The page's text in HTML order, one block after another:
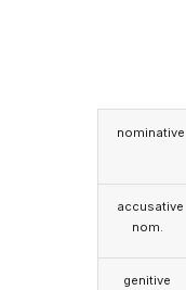
nominative
accusative
nom.
genitive